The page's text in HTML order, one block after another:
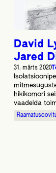
David
Jared
31. märts 2020
hikikomori
vaadelda